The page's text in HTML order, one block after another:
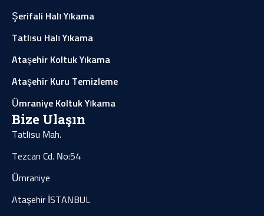
Şerifali Halı Yıkama
Tatlısu Halı Yıkama
Ataşehir Koltuk Yıkama
Ataşehir Kuru Temizleme
Ümraniye Koltuk Yıkama
Bize Ulaşın
Tatlısu Mah.
Tezcan Cd. No:54
Ümraniye
Ataşehir İSTANBUL